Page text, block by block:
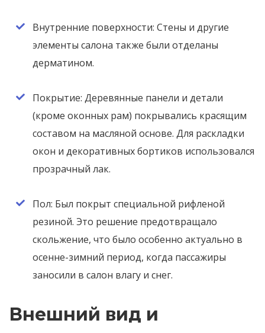
Внутренние поверхности: Стены и другие
элементы салона также были отделаны
дерматином.
Покрытие: Деревянные панели и детали
(кроме оконных рам) покрывались красящим
составом на масляной основе. Для раскладки
окон и декоративных бортиков использовался
прозрачный лак.
Пол: Был покрыт специальной рифленой
резиной. Это решение предотвращало
скольжение, что было особенно актуально в
осенне-зимний период, когда пассажиры
заносили в салон влагу и снег.
Внешний вид и